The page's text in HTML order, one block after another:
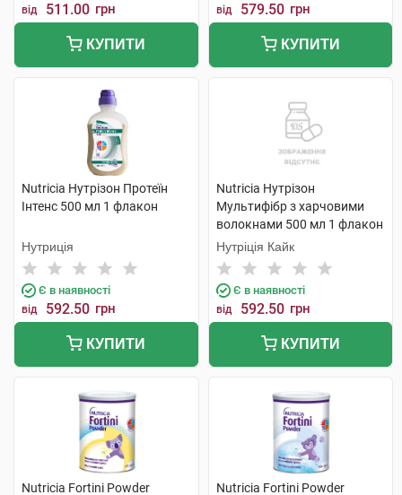
від 511.00 грн
КУПИТИ
від 579.50 грн
КУПИТИ
Nutricia Нутрізон Протеїн
Інтенс 500 мл 1 флакон
Нутриція
Є в наявності
від 592.50 грн
КУПИТИ
Nutricia Нутрізон
Мультифібр з харчовими
волокнами 500 мл 1 флакон
Нутріція Кайк
Є в наявності
від 592.50 грн
КУПИТИ
Nutricia Fortini Powder Nutricia Fortini Powder